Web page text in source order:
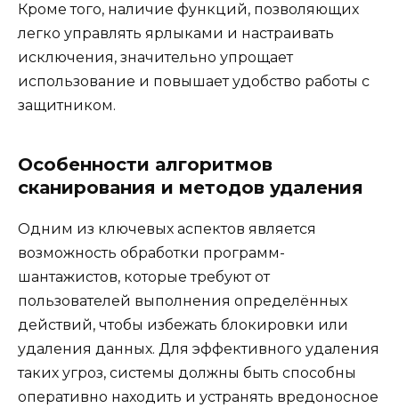
Кроме того, наличие функций, позволяющих
легко управлять ярлыками и настраивать
исключения, значительно упрощает
использование и повышает удобство работы с
защитником.
Особенности алгоритмов
сканирования и методов удаления
Одним из ключевых аспектов является
возможность обработки программ-
шантажистов, которые требуют от
пользователей выполнения определённых
действий, чтобы избежать блокировки или
удаления данных. Для эффективного удаления
таких угроз, системы должны быть способны
оперативно находить и устранять вредоносное